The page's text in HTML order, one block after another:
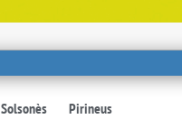
Solsonès Pirineus